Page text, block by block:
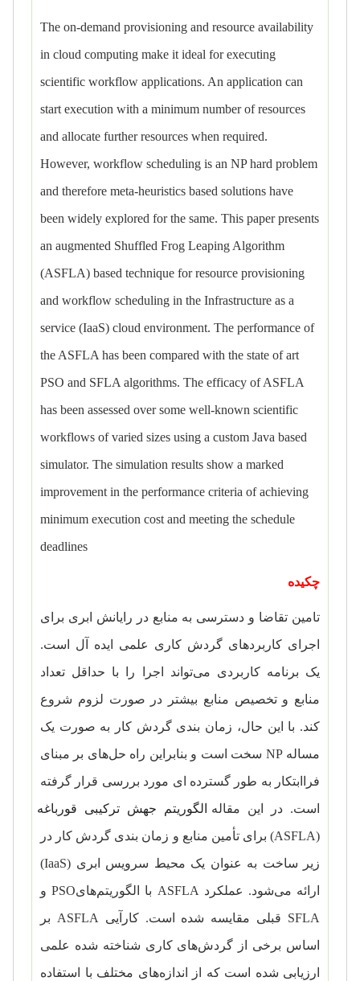
The on-demand provisioning and resource availability
in cloud computing make it ideal for executing
scientific workflow applications. An application can
start execution with a minimum number of resources
and allocate further resources when required.
However, workflow scheduling is an NP hard problem
and therefore meta-heuristics based solutions have
been widely explored for the same. This paper presents
an augmented Shuffled Frog Leaping Algorithm
(ASFLA) based technique for resource provisioning
and workflow scheduling in the Infrastructure as a
service (IaaS) cloud environment. The performance of
the ASFLA has been compared with the state of art
PSO and SFLA algorithms. The efficacy of ASFLA
has been assessed over some well-known scientific
workflows of varied sizes using a custom Java based
simulator. The simulation results show a marked
improvement in the performance criteria of achieving
minimum execution cost and meeting the schedule
deadlines
چکیده
تامین تقاضا و دسترسی به منابع در رایانش ابری برای
اجرای کاربرد‌های گردش کاری علمی ایده آل است.
یک برنامه کاربردی می‌تواند اجرا را با حداقل تعداد
منابع و تخصیص منابع بیشتر در صورت لزوم شروع
کند. با این حال، زمان بندی گردش کار به صورت یک
مسالهNP سخت است و بنابراین راه حل‌های بر مبنای
فراابتکار به طور گسترده ای مورد بررسی قرار گرفته
است. در این مقاله الگوریتم جهش ترکیبی قورباغه
(
ASFLA) برای تأمین منابع و زمان بندی گردش کار در
زیر ساخت به عنوان یک محیط سرویس ابری (IaaS
)
ارائه می‌شود. عملکرد ASFLA با الگوریتم‌هایPSOو
SFLA قبلی مقایسه شده است. کارآیی ASFLA بر
اساس برخی از گردش‌های کاری شناخته شده علمی
‌ارزیابی شده است که از اندازه‌های مختلف با استفاده